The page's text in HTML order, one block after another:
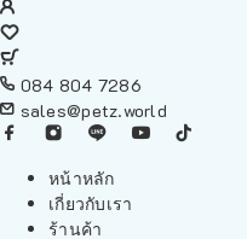
084 804 7286
sales@petz.world
หน้าหลัก
เกี่ยวกับเรา
ร้านค้า